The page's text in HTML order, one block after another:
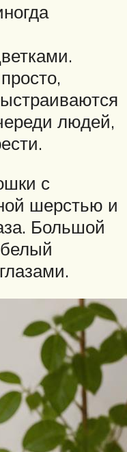
людей,
с
шерстью и
Большой